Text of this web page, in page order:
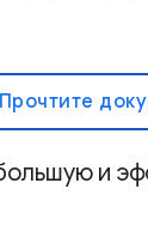
Прочтите
и